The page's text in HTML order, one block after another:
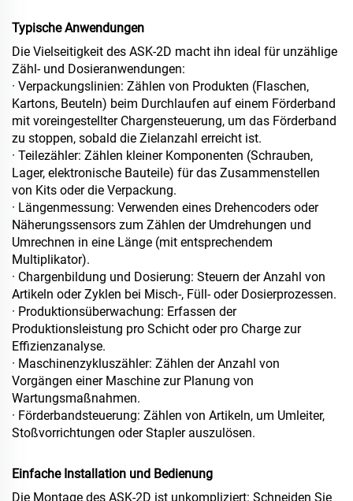
Typische Anwendungen
Die Vielseitigkeit des ASK‑2D macht ihn ideal für unzählige
Zähl- und Dosieranwendungen:
· Verpackungslinien: Zählen von Produkten (Flaschen,
Kartons, Beuteln) beim Durchlaufen auf einem Förderband
mit voreingestellter Chargensteuerung, um das Förderband
zu stoppen, sobald die Zielanzahl erreicht ist.
· Teilezähler: Zählen kleiner Komponenten (Schrauben,
Lager, elektronische Bauteile) für das Zusammenstellen
von Kits oder die Verpackung.
· Längenmessung: Verwenden eines Drehencoders oder
Näherungssensors zum Zählen der Umdrehungen und
Umrechnen in eine Länge (mit entsprechendem
Multiplikator).
· Chargenbildung und Dosierung: Steuern der Anzahl von
Artikeln oder Zyklen bei Misch-, Füll- oder Dosierprozessen.
· Produktionsüberwachung: Erfassen der
Produktionsleistung pro Schicht oder pro Charge zur
Effizienzanalyse.
· Maschinenzykluszähler: Zählen der Anzahl von
Vorgängen einer Maschine zur Planung von
Wartungsmaßnahmen.
· Förderbandsteuerung: Zählen von Artikeln, um Umleiter,
Stoßvorrichtungen oder Stapler auszulösen.
Einfache Installation und Bedienung
Die Montage des ASK‑2D ist unkompliziert: Schneiden Sie